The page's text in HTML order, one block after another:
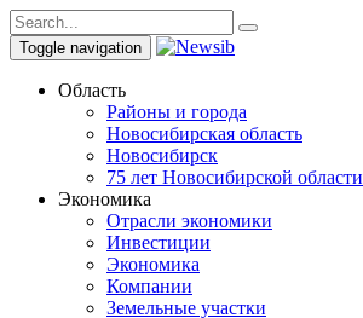
Toggle navigation
Область
Районы и города
Новосибирская область
Новосибирск
75 лет Новосибирской области
Экономика
Отрасли экономики
Инвестиции
Экономика
Компании
Земельные участки